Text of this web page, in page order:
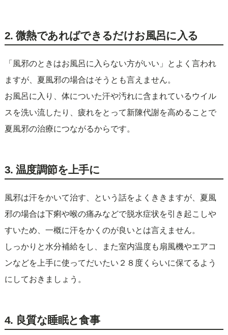
2. 微熱であればできるだけお風呂に入る
「風邪のときはお風呂に入らない方がいい」とよく言われ
ますが、夏風邪の場合はそうとも言えません。
お風呂に入り、体についた汗や汚れに含まれているウイル
スを洗い流したり、疲れをとって新陳代謝を高めることで
夏風邪の治療につながるからです。
3. 温度調節を上手に
風邪は汗をかいて治す、という話をよくききますが、夏風
邪の場合は下痢や喉の痛みなどで脱水症状を引き起こしや
すいため、一概に汗をかくのが良いとは言えません。
しっかりと水分補給をし、また室内温度も扇風機やエアコ
ンなどを上手に使ってだいたい２８度くらいに保てるよう
にしておきましょう。
4. 良質な睡眠と食事